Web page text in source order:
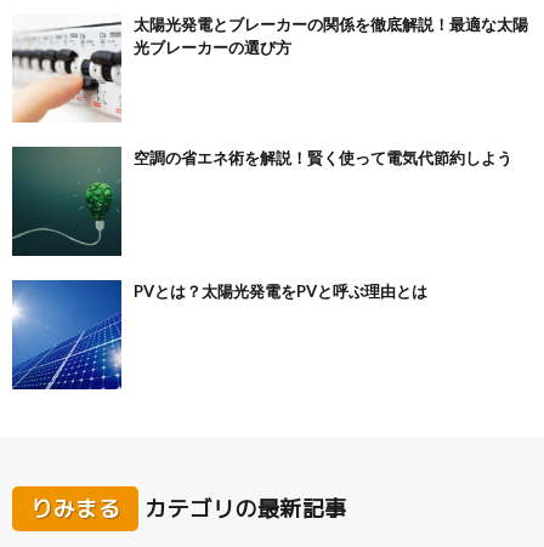
太陽光発電とブレーカーの関係を徹底解説！最適な太陽
光ブレーカーの選び方
空調の省エネ術を解説！賢く使って電気代節約しよう
PVとは？太陽光発電をPVと呼ぶ理由とは
りみまる カテゴリの最新記事